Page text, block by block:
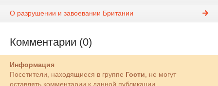
О разрушении и завоевании Британии
Комментарии (0)
Информация
Посетители, находящиеся в группе Гости, не могут
оставлять комментарии к данной публикации.